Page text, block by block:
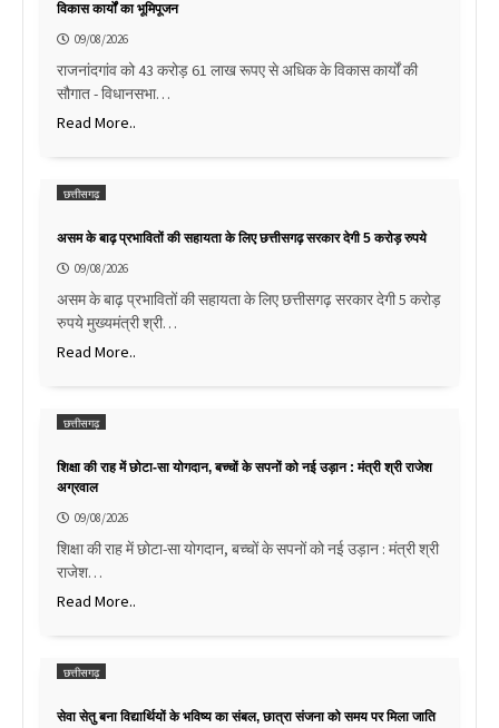
विकास कार्यों का भूमिपूजन
09/08/2026
राजनांदगांव को 43 करोड़ 61 लाख रूपए से अधिक के विकास कार्यों की
सौगात - विधानसभा…
Read More..
छत्तीसगढ़
असम के बाढ़ प्रभावितों की सहायता के लिए छत्तीसगढ़ सरकार देगी 5 करोड़ रुपये
09/08/2026
असम के बाढ़ प्रभावितों की सहायता के लिए छत्तीसगढ़ सरकार देगी 5 करोड़
रुपये मुख्यमंत्री श्री…
Read More..
छत्तीसगढ़
शिक्षा की राह में छोटा-सा योगदान, बच्चों के सपनों को नई उड़ान : मंत्री श्री राजेश
अग्रवाल
09/08/2026
शिक्षा की राह में छोटा-सा योगदान, बच्चों के सपनों को नई उड़ान : मंत्री श्री
राजेश…
Read More..
छत्तीसगढ़
सेवा सेतु बना विद्यार्थियों के भविष्य का संबल, छात्रा संजना को समय पर मिला जाति